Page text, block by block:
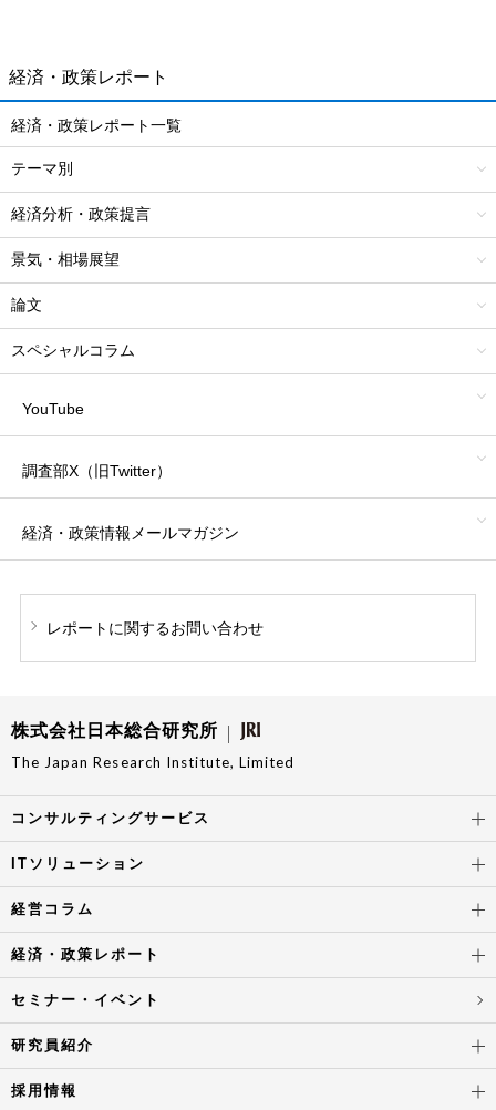
経済・政策レポート
経済・政策レポート一覧
テーマ別
経済分析・政策提言
景気・相場展望
論文
スペシャルコラム
YouTube
調査部X（旧Twitter）
経済・政策情報 メールマガジン
レポートに関するお問い合わせ
株式会社日本総合研究所
The Japan Research Institute, Limited
コンサルティングサービス
ITソリューション
経営コラム
経済・政策レポート
セミナー・イベント
研究員紹介
採用情報